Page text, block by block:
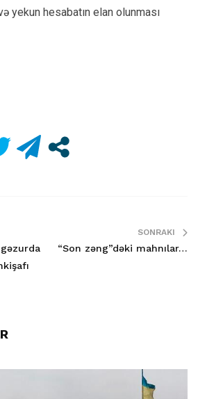
yekun hesabatın elan olunması
SONRAKI
“Son zəng”dəki mahnılar…